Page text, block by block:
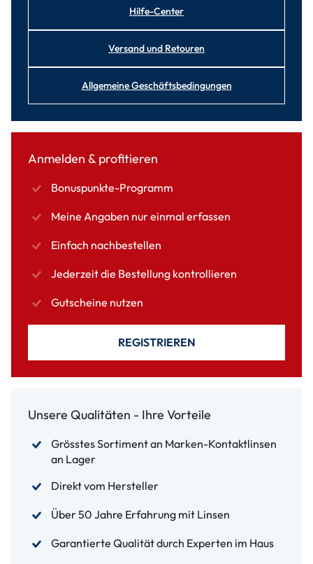
Hilfe-Center
Versand und Retouren
Allgemeine Geschäftsbedingungen
Anmelden & profitieren
Bonuspunkte-Programm
Meine Angaben nur einmal erfassen
Einfach nachbestellen
Jederzeit die Bestellung kontrollieren
Gutscheine nutzen
REGISTRIEREN
Unsere Qualitäten - Ihre Vorteile
Grösstes Sortiment an Marken-Kontaktlinsen
an Lager
Direkt vom Hersteller
Über 50 Jahre Erfahrung mit Linsen
Garantierte Qualität durch Experten im Haus